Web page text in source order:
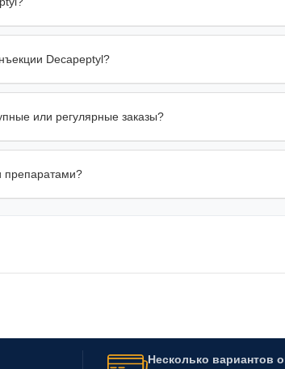
Decapeptyl?
или регулярные заказы?
препаратами?
Несколько вариантов